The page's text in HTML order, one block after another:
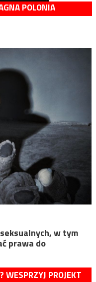
POLONIA
w tym
prawa do
WESPRZYJ PROJEKT